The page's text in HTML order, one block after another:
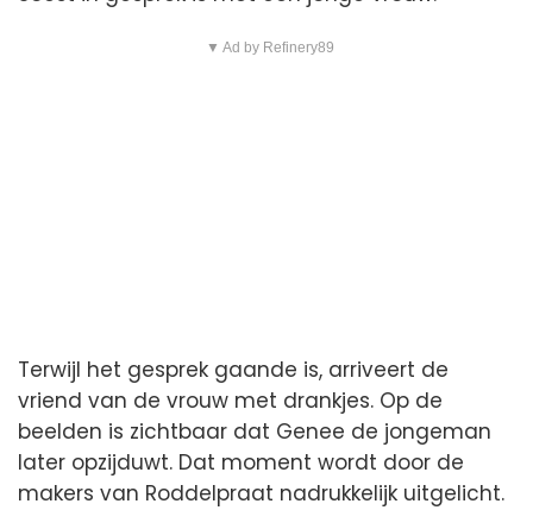
▼ Ad by Refinery89
Terwijl het gesprek gaande is, arriveert de
vriend van de vrouw met drankjes. Op de
beelden is zichtbaar dat Genee de jongeman
later opzijduwt. Dat moment wordt door de
makers van Roddelpraat nadrukkelijk uitgelicht.